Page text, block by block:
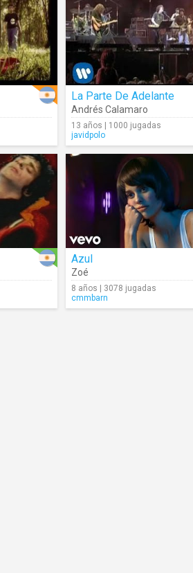
La Parte De Adelante
Andrés Calamaro
13 años | 1000 jugadas
javidpolo
Azul
Zoé
8 años | 3078 jugadas
cmmbarn